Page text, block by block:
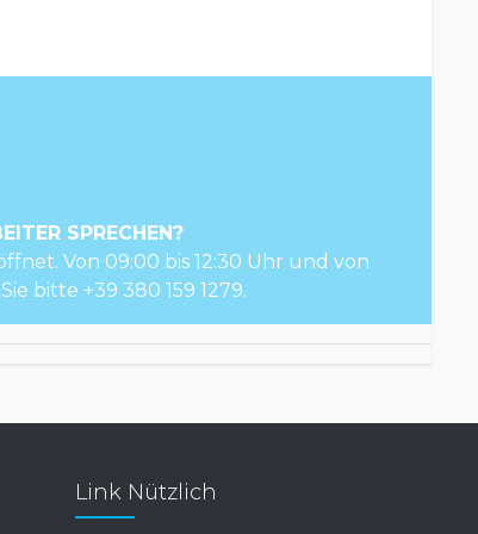
SPRECHEN?
Von 09:00 bis 12:30 Uhr und von
bitte +39 380 159 1279.
Link Nützlich